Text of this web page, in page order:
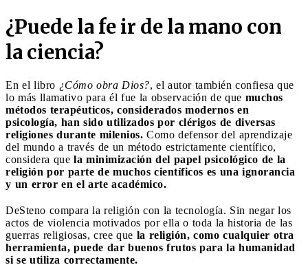
¿Puede la fe ir de la mano con
la ciencia?
En el libro ¿Cómo obra Dios?, el autor también confiesa que
lo más llamativo para él fue la observación de que muchos
métodos terapéuticos, considerados modernos en
psicología, han sido utilizados por clérigos de diversas
religiones durante milenios. Como defensor del aprendizaje
del mundo a través de un método estrictamente científico,
considera que la minimización del papel psicológico de la
religión por parte de muchos científicos es una ignorancia
y un error en el arte académico.
DeSteno compara la religión con la tecnología. Sin negar los
actos de violencia motivados por ella o toda la historia de las
guerras religiosas, cree que la religión, como cualquier otra
herramienta, puede dar buenos frutos para la humanidad
si se utiliza correctamente.